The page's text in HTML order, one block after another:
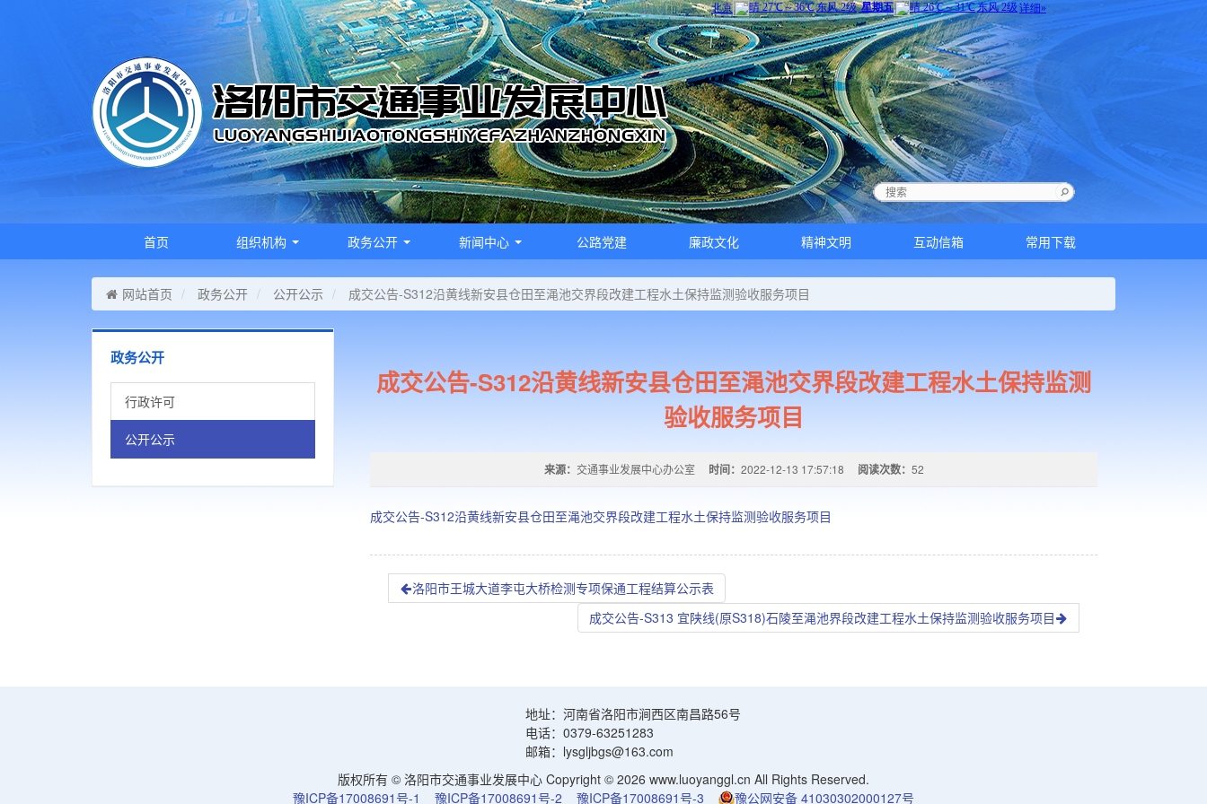
首页 组织机构 政务公开 新闻中心 公路党建 廉政文化 精神文明 互动信箱 常用下载
网站首页 政务公开 公开公示 成交公告-S312沿黄线新安县仓田至渑池交界段改建工程水土保持监测验收服务项目
政务公开
行政许可
公开公示
成交公告-S312沿黄线新安县仓田至渑池交界段改建工程水土保持监测
验收服务项目
来源： 交通事业发展中心办公室 时间： 2022-12-13 17:57:18 阅读次数： 52
成交公告-S312沿黄线新安县仓田至渑池交界段改建工程水土保持监测验收服务项目
洛阳市王城大道李屯大桥检测专项保通工程结算公示表
成交公告-S313 宜陕线(原S318)石陵至渑池界段改建工程水土保持监测验收服务项目
地址：河南省洛阳市涧西区南昌路56号
电话：0379-63251283
邮箱：lysgljbgs@163.com
版权所有 © 洛阳市交通事业发展中心 Copyright © 2026 www.luoyanggl.cn All Rights Reserved.
豫ICP备17008691号-1
豫ICP备17008691号-2 豫ICP备17008691号-3 豫公网安备 41030302000127号